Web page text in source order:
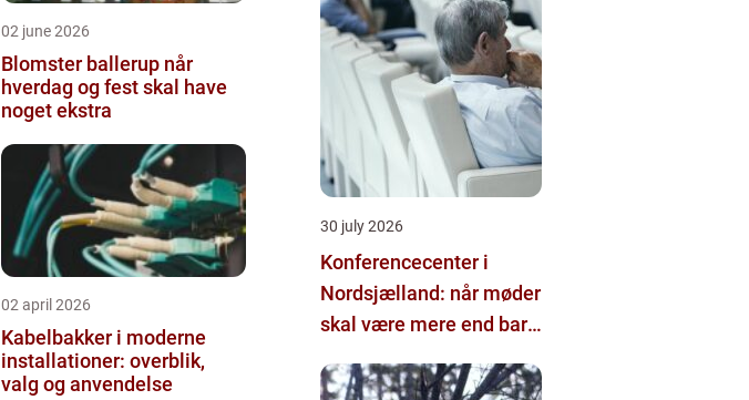
02 june 2026
Blomster ballerup når
hverdag og fest skal have
noget ekstra
02 april 2026
Kabelbakker i moderne
installationer: overblik,
valg og anvendelse
30 july 2026
Konferencecenter i
Nordsjælland: når møder
skal være mere end bare